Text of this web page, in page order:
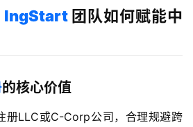
lngStart 团队如何赋能中
的核心价值
册LLC或C-Corp公司，合理规避跨